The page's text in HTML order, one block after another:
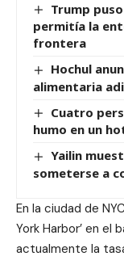
Trump
permitía la
frontera
Hochul
alimentaria
Cuatro
humo en un
Yailin
someterse a
En la ciudad de
York Harbor’ en el
actualmente la